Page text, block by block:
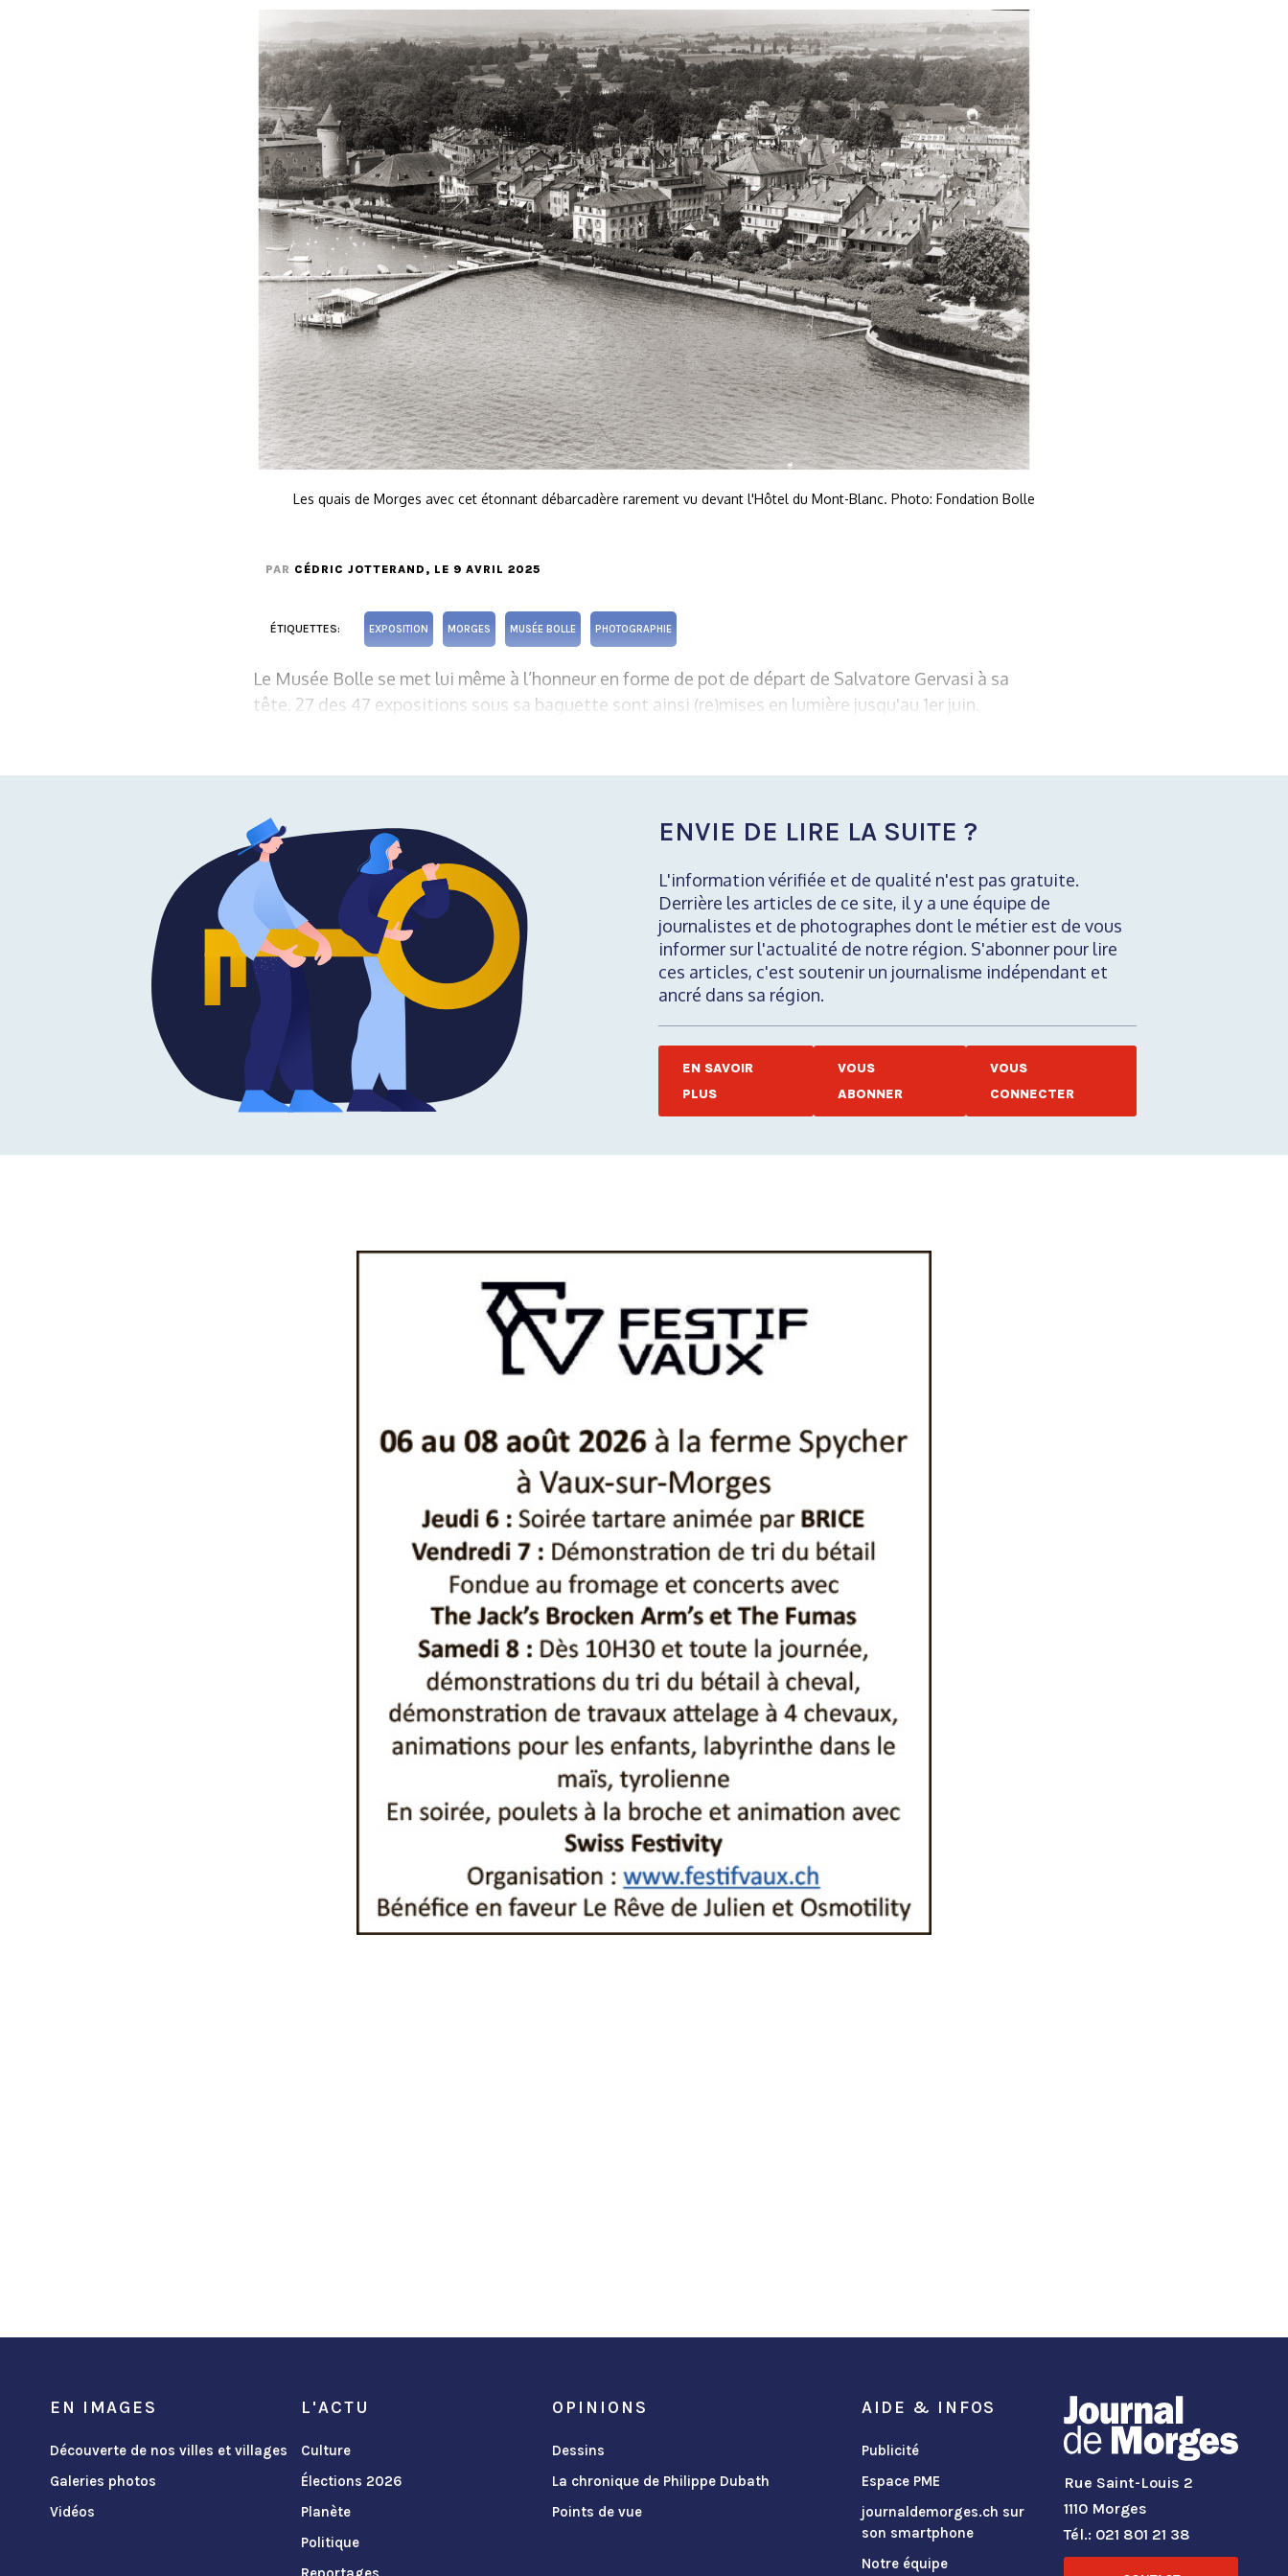
Les quais de Morges avec cet étonnant débarcadère rarement vu devant l'Hôtel du Mont-Blanc. Photo: Fondation Bolle
PAR CÉDRIC JOTTERAND , LE 9 AVRIL 2025
ÉTIQUETTES: EXPOSITION MORGES MUSÉE BOLLE PHOTOGRAPHIE
Le Musée Bolle se met lui même à l’honneur en forme de pot de départ de Salvatore Gervasi à sa
tête. 27 des 47 expositions sous sa baguette sont ainsi (re)mises en lumière jusqu'au 1er juin.
ENVIE DE LIRE LA SUITE ?
L'information vérifiée et de qualité n'est pas gratuite.
Derrière les articles de ce site, il y a une équipe de
journalistes et de photographes dont le métier est de vous
informer sur l'actualité de notre région. S'abonner pour lire
ces articles, c'est soutenir un journalisme indépendant et
ancré dans sa région.
EN SAVOIR
PLUS
VOUS
ABONNER
VOUS
CONNECTER
EN IMAGES
Découverte de nos villes et villages
Galeries photos
Vidéos
L'ACTU
Culture
Élections 2026
Planète
Politique
OPINIONS
Dessins
La chronique de Philippe Dubath
Points de vue
AIDE & INFOS
Publicité
Espace PME
journaldemorges.ch sur
son smartphone
Notre équipe
Rue Saint-Louis 2
1110 Morges
Tél.: 021 801 21 38